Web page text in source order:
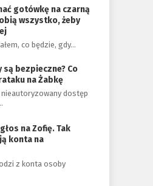
gotówkę na czarną
wszystko, żeby
co będzie, gdy…
są bezpieczne? Co
na Żabkę
nieautoryzowany dostęp
na Zofię. Tak
konta na
z konta osoby